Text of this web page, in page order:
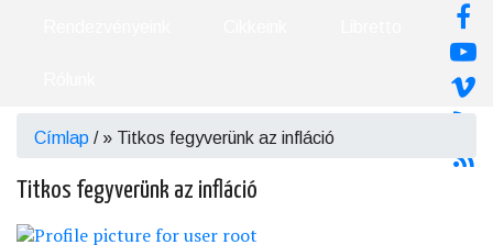
Morzsa
Címlap / Titkos fegyverünk az infláció
Titkos fegyverünk az infláció